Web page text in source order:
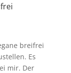
breifrei
Es
mir. Der